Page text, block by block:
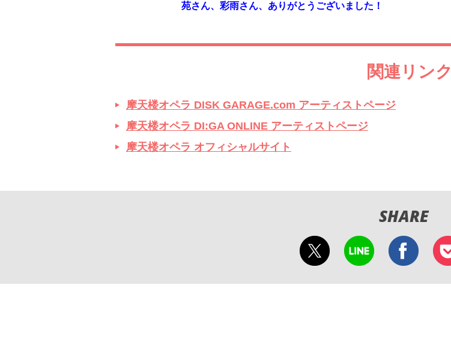
苑さん、 彩雨さん、ありがとうございました！
関連リンク
摩天楼オペラ DISK GARAGE.com アーティストページ
摩天楼オペラ DI:GA ONLINE アーティストページ
摩天楼オペラ オフィシャルサイト
SHARE